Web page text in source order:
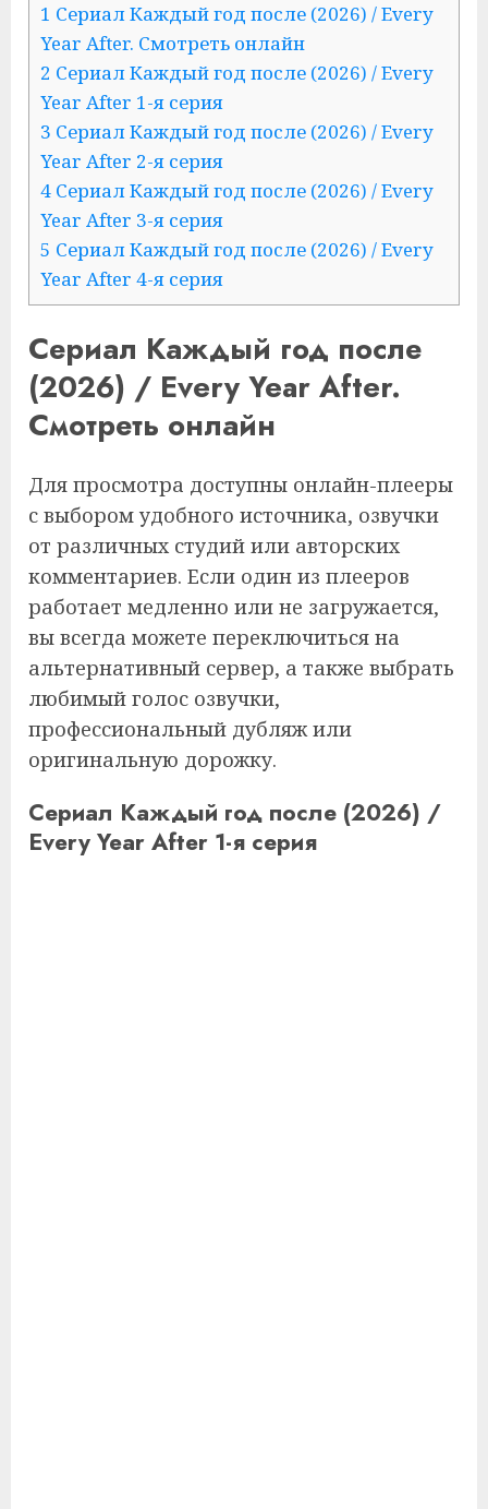
1 Сериал Каждый год после (2026) / Every
Year After. Смотреть онлайн
2 Сериал Каждый год после (2026) / Every
Year After 1-я серия
3 Сериал Каждый год после (2026) / Every
Year After 2-я серия
4 Сериал Каждый год после (2026) / Every
Year After 3-я серия
5 Сериал Каждый год после (2026) / Every
Year After 4-я серия
Сериал Каждый год после
(2026) / Every Year After.
Смотреть онлайн
Для просмотра доступны онлайн-плееры
с выбором удобного источника, озвучки
от различных студий или авторских
комментариев. Если один из плееров
работает медленно или не загружается,
вы всегда можете переключиться на
альтернативный сервер, а также выбрать
любимый голос озвучки,
профессиональный дубляж или
оригинальную дорожку.
Сериал Каждый год после (2026) /
Every Year After 1-я серия